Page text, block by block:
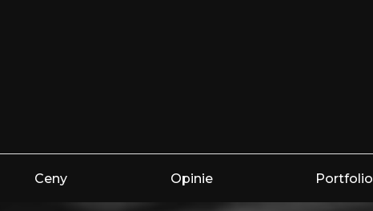
Ceny Opinie Portfolio